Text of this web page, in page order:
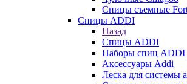
Спицы съемные
Спицы ADDI
Назад
Спицы ADDI
Наборы спиц ADDI
Аксессуары Addi
Леска для системы